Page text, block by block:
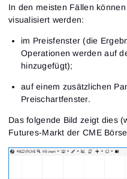
In den meisten Fällen
visualisiert werden:
im Preisfenster (die
Operationen werden auf
hinzugefügt);
auf einem zusätzlichen
Preischartfenster.
Das folgende Bild zeigt dies
Futures-Markt der CME